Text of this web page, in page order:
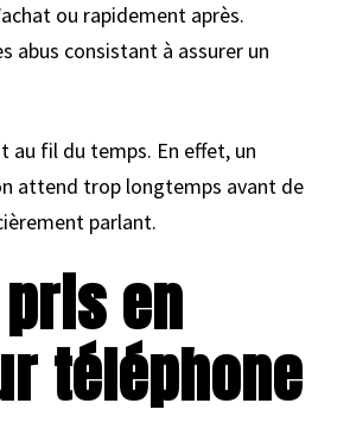
ou rapidement après.
abus consistant à assurer un
au fil du temps. En effet, un
attend trop longtemps avant de
parlant.
en
téléphone